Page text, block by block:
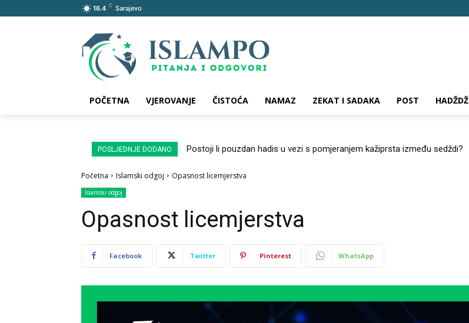
16.4 C Sarajevo
POČETNA VJEROVANJE ČISTOĆA NAMAZ ZEKAT I SADAKA POST HADŽDŽ
POSLJEDNJE DODANO Postoji li pouzdan hadis u vezi s pomjeranjem kažiprsta između sedždi?
Početna Islamski odgoj Opasnost licemjerstva
Islamski odgoj
Opasnost licemjerstva
Facebook Twitter Pinterest WhatsApp